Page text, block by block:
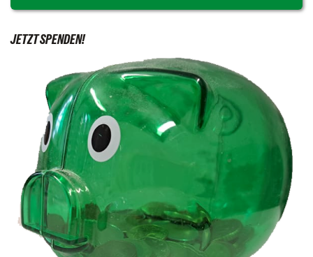
JETZT SPENDEN!